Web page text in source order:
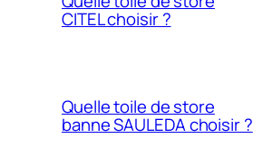
CITEL choisir ?
Quelle toile de store
banne SAULEDA choisir ?